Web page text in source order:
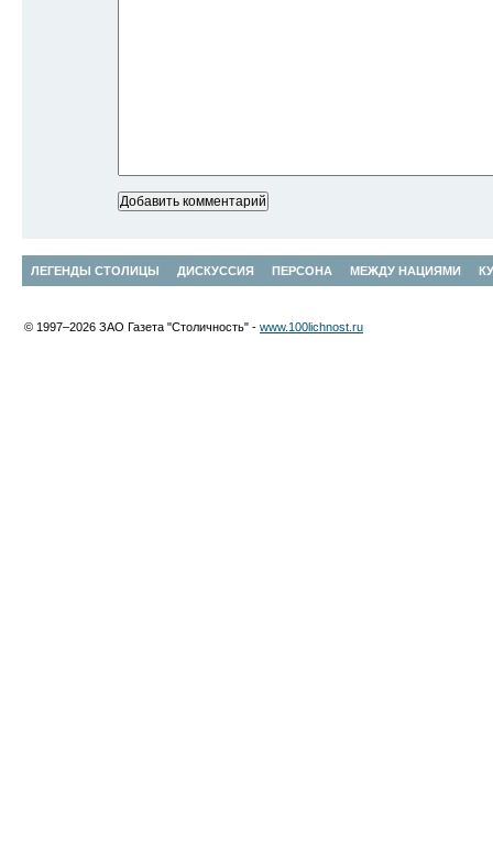
ЛЕГЕНДЫ СТОЛИЦЫ ДИСКУССИЯ ПЕРСОНА МЕЖДУ НАЦИЯМИ
© 1997–2026 ЗАО Газета "Столичность" - www.100lichnost.ru